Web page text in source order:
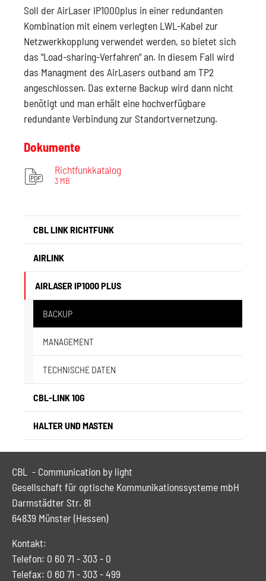
CBL LINK RICHTFUNK
AIRLINK
AIRLASER IP1000 PLUS
BACKUP(CURRENT)
MANAGEMENT
TECHNISCHE DATEN
CBL-LINK 10G
HALTER UND MASTEN
Soll der AirLaser IP1000plus in einer redundanten
Kombination mit einem verlegten LWL-Kabel zur
Netzwerkkopplung verwendet werden, so bietet sich
das "Load-sharing-Verfahren" an. In diesem Fall wird
das Managment des AirLasers outband am TP2
angeschlossen. Das externe Backup wird dann nicht
benötigt und man erhält eine hochverfügbare
redundante Verbindung zur Standortvernetzung.
Dokumente
Richtfunkkatalog
3 MB
CBL - Communication by light
Gesellschaft für optische Kommunikationssysteme mbH
Darmstädter Str. 81
64839 Münster (Hessen)
Kontakt:
Telefon: 0 60 71 - 303 - 0
Telefax: 0 60 71 - 303 - 499